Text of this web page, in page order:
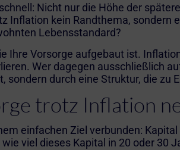
Nicht nur die Höhe der
Inflation kein Randthema, sondern
Lebensstandard?
Ihre Vorsorge aufgebaut ist.
Wer dagegen ausschließlich
durch eine Struktur, die
trotz Inflation
einfachen Ziel verbunden:
viel dieses Kapital in 20 oder 30